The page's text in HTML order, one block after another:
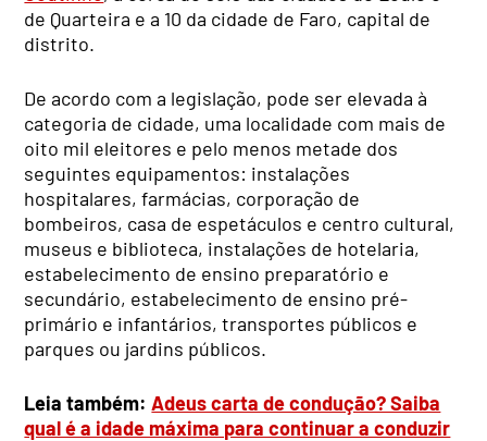
de Quarteira e a 10 da cidade de Faro, capital de
distrito.
De acordo com a legislação, pode ser elevada à
categoria de cidade, uma localidade com mais de
oito mil eleitores e pelo menos metade dos
seguintes equipamentos: instalações
hospitalares, farmácias, corporação de
bombeiros, casa de espetáculos e centro cultural,
museus e biblioteca, instalações de hotelaria,
estabelecimento de ensino preparatório e
secundário, estabelecimento de ensino pré-
primário e infantários, transportes públicos e
parques ou jardins públicos.
Leia também:Adeus carta de condução? Saiba
qual é a idade máxima para continuar a conduzir